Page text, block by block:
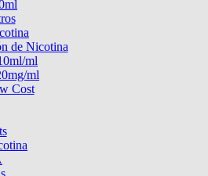
de Nicotina
ml
ml
Cost